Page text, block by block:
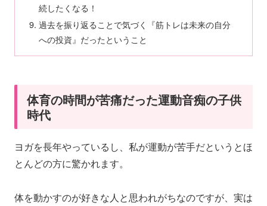
続したくなる！
過去を振り返ることで気づく『筋トレは未来の自分
への投資』だったということ
体育の時間が苦痛だった運動音痴の子供
時代
ヨガを長年やっているし、私が運動が苦手だというとほ
とんどの方に驚かれます。
体を動かすのが好きな人と思われがちなのですが、実は